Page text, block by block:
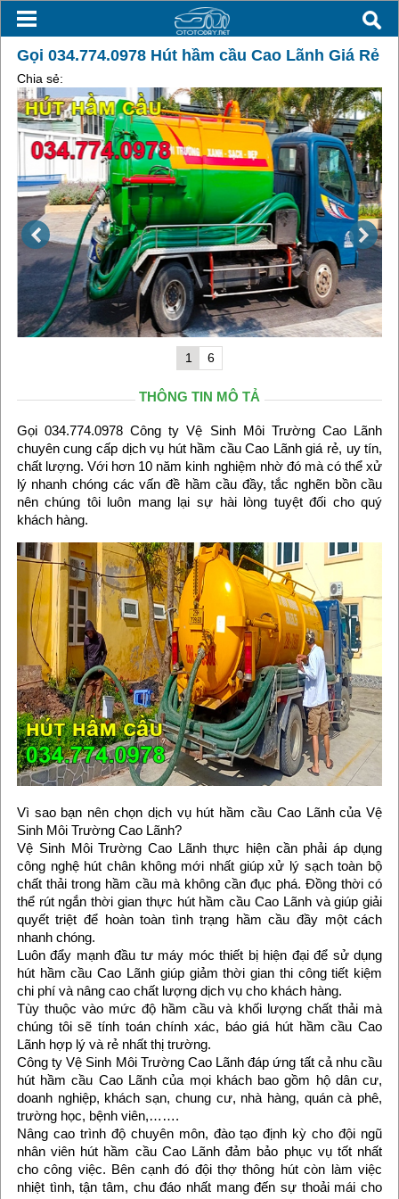
Gọi 034.774.0978 Hút hầm cầu Cao Lãnh Giá Rẻ
Chia sẻ:
1 6
THÔNG TIN MÔ TẢ
Gọi 034.774.0978 Công ty Vệ Sinh Môi Trường Cao Lãnh
chuyên cung cấp dịch vụ hút hầm cầu Cao Lãnh giá rẻ, uy tín,
chất lượng. Với hơn 10 năm kinh nghiệm nhờ đó mà có thể xử
lý nhanh chóng các vấn đề hầm cầu đầy, tắc nghẽn bồn cầu
nên chúng tôi luôn mang lại sự hài lòng tuyệt đối cho quý
khách hàng.
Vì sao bạn nên chọn dịch vụ hút hầm cầu Cao Lãnh của Vệ
Sinh Môi Trường Cao Lãnh?
Vệ Sinh Môi Trường Cao Lãnh thực hiện cần phải áp dụng
công nghệ hút chân không mới nhất giúp xử lý sạch toàn bộ
chất thải trong hầm cầu mà không cần đục phá. Đồng thời có
thể rút ngắn thời gian thực hút hầm cầu Cao Lãnh và giúp giải
quyết triệt để hoàn toàn tình trạng hầm cầu đầy một cách
nhanh chóng.
Luôn đẩy mạnh đầu tư máy móc thiết bị hiện đại để sử dụng
hút hầm cầu Cao Lãnh giúp giảm thời gian thi công tiết kiệm
chi phí và nâng cao chất lượng dịch vụ cho khách hàng.
Tùy thuộc vào mức độ hầm cầu và khối lượng chất thải mà
chúng tôi sẽ tính toán chính xác, báo giá hút hầm cầu Cao
Lãnh hợp lý và rẻ nhất thị trường.
Công ty Vệ Sinh Môi Trường Cao Lãnh đáp ứng tất cả nhu cầu
hút hầm cầu Cao Lãnh của mọi khách bao gồm hộ dân cư,
doanh nghiệp, khách sạn, chung cư, nhà hàng, quán cà phê,
trường học, bệnh viên,…….
Nâng cao trình độ chuyên môn, đào tạo định kỳ cho đội ngũ
nhân viên hút hầm cầu Cao Lãnh đảm bảo phục vụ tốt nhất
cho công việc. Bên cạnh đó đội thợ thông hút còn làm việc
nhiệt tình, tận tâm, chu đáo nhất mang đến sự thoải mái cho